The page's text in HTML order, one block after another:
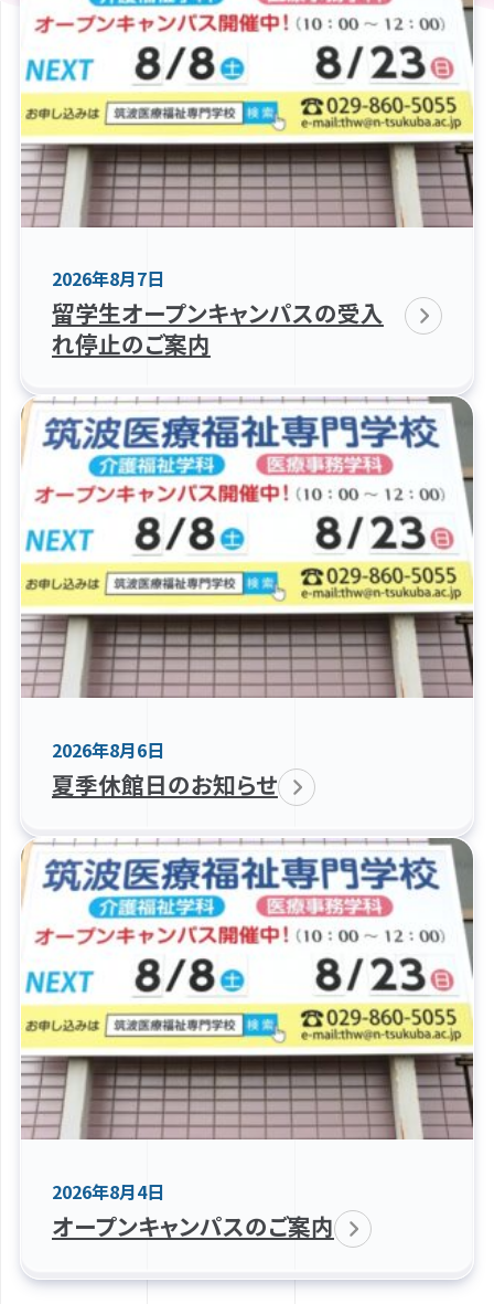
2026年8月7日
留学生オープンキャンパスの受入
れ停止のご案内
2026年8月6日
夏季休館日のお知らせ
2026年8月4日
オープンキャンパスのご案内